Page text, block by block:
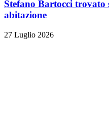
Stefano Bartocci trovato
abitazione
27 Luglio 2026